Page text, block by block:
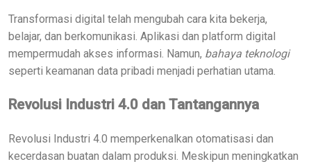
Transformasi digital telah mengubah cara kita bekerja,
belajar, dan berkomunikasi. Aplikasi dan platform digital
mempermudah akses informasi. Namun, bahaya teknologi
seperti keamanan data pribadi menjadi perhatian utama.
Revolusi Industri 4.0 dan Tantangannya
Revolusi Industri 4.0 memperkenalkan otomatisasi dan
kecerdasan buatan dalam produksi. Meskipun meningkatkan